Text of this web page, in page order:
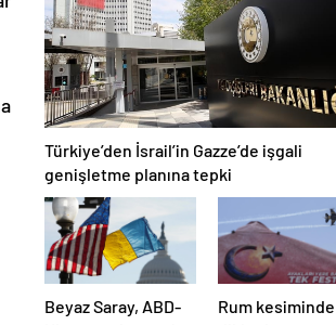
Türkiye’den İsrail’in Gazze’de işgali
genişletme planına tepki
Beyaz Saray, ABD-
Ukrayna ekonomik
Rum kesiminde
dikkatler